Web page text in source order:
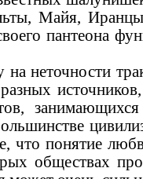
Майя,
пантеона
на неточности
что понятие
обществах